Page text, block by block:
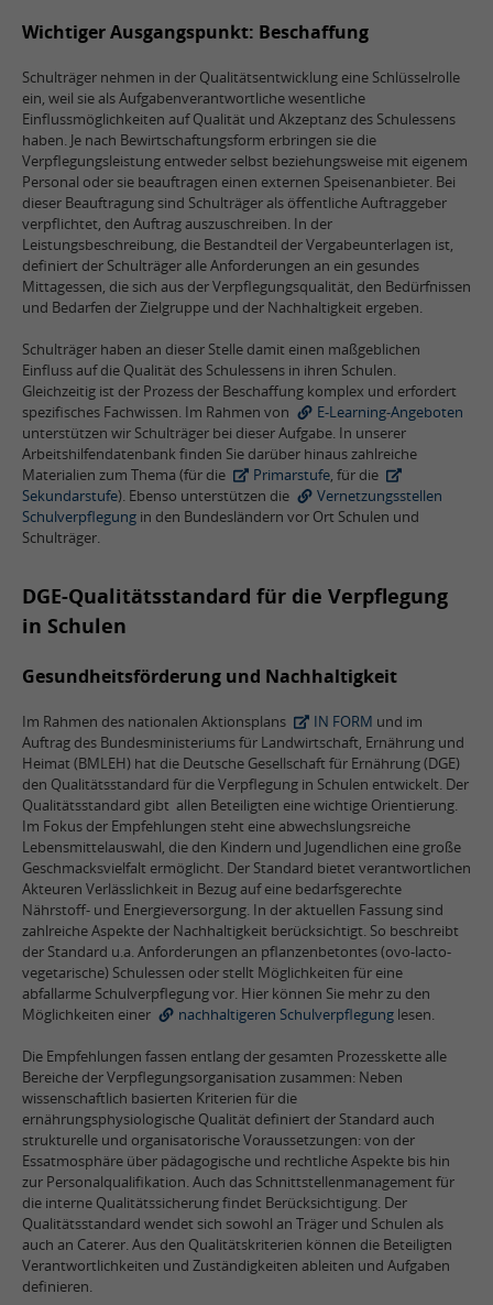
Wichtiger Ausgangspunkt: Beschaffung
Schulträger nehmen in der Qualitätsentwicklung eine Schlüsselrolle
ein, weil sie als Aufgabenverantwortliche wesentliche
Einflussmöglichkeiten auf Qualität und Akzeptanz des Schulessens
haben. Je nach Bewirtschaftungsform erbringen sie die
Verpflegungsleistung entweder selbst beziehungsweise mit eigenem
Personal oder sie beauftragen einen externen Speisenanbieter. Bei
dieser Beauftragung sind Schulträger als öffentliche Auftraggeber
verpflichtet, den Auftrag auszuschreiben. In der
Leistungsbeschreibung, die Bestandteil der Vergabeunterlagen ist,
definiert der Schulträger alle Anforderungen an ein gesundes
Mittagessen, die sich aus der Verpflegungsqualität, den Bedürfnissen
und Bedarfen der Zielgruppe und der Nachhaltigkeit ergeben.
Schulträger haben an dieser Stelle damit einen maßgeblichen
Einfluss auf die Qualität des Schulessens in ihren Schulen.
Gleichzeitig ist der Prozess der Beschaffung komplex und erfordert
spezifisches Fachwissen. Im Rahmen von
E-Learning-Angeboten
unterstützen wir Schulträger bei dieser Aufgabe. In unserer
Arbeitshilfendatenbank finden Sie darüber hinaus zahlreiche
Materialien zum Thema (für die
Primarstufe, für die
Sekundarstufe). Ebenso unterstützen die
Vernetzungsstellen
Schulverpflegung in den Bundesländern vor Ort Schulen und
Schulträger.
DGE-Qualitätsstandard für die Verpflegung
in Schulen
Gesundheitsförderung und Nachhaltigkeit
Im Rahmen des nationalen Aktionsplans IN FORM und im
Auftrag des Bundesministeriums für Landwirtschaft, Ernährung und
Heimat (BMLEH) hat die Deutsche Gesellschaft für Ernährung (DGE)
den Qualitätsstandard für die Verpflegung in Schulen entwickelt. Der
Qualitätsstandard gibt allen Beteiligten eine wichtige Orientierung.
Im Fokus der Empfehlungen steht eine abwechslungsreiche
Lebensmittelauswahl, die den Kindern und Jugendlichen eine große
Geschmacksvielfalt ermöglicht. Der Standard bietet verantwortlichen
Akteuren Verlässlichkeit in Bezug auf eine bedarfsgerechte
Nährstoff- und Energieversorgung. In der aktuellen Fassung sind
zahlreiche Aspekte der Nachhaltigkeit berücksichtigt. So beschreibt
der Standard u.a. Anforderungen an pflanzenbetontes (ovo-lacto-
vegetarische) Schulessen oder stellt Möglichkeiten für eine
abfallarme Schulverpflegung vor. Hier können Sie mehr zu den
Möglichkeiten einer
nachhaltigeren Schulverpflegung lesen.
Die Empfehlungen fassen entlang der gesamten Prozesskette alle
Bereiche der Verpflegungsorganisation zusammen: Neben
wissenschaftlich basierten Kriterien für die
ernährungsphysiologische Qualität definiert der Standard auch
strukturelle und organisatorische Voraussetzungen: von der
Essatmosphäre über pädagogische und rechtliche Aspekte bis hin
zur Personalqualifikation. Auch das Schnittstellenmanagement für
die interne Qualitätssicherung findet Berücksichtigung. Der
Qualitätsstandard wendet sich sowohl an Träger und Schulen als
auch an Caterer. Aus den Qualitätskriterien können die Beteiligten
Verantwortlichkeiten und Zuständigkeiten ableiten und Aufgaben
definieren.